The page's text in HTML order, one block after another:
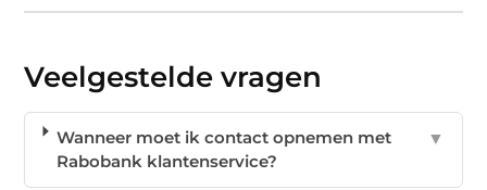
Veelgestelde vragen
Wanneer moet ik contact opnemen met
Rabobank klantenservice?
▼